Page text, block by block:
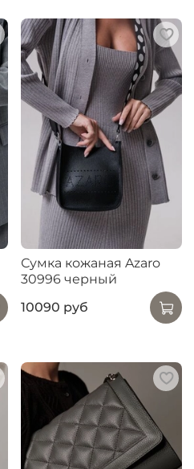
Сумка кожаная Azaro
30996 черный
10090 руб